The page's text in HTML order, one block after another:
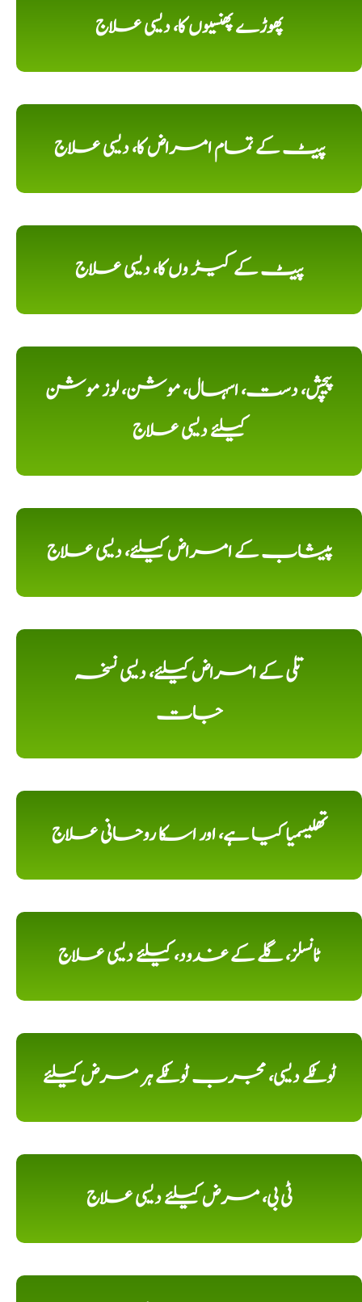
پھوڑے پھنسیوں کا، دیسی علاج
پیٹ کے تمام امراض کا، دیسی علاج
پیٹ کے کیڑ وں کا، دیسی علاج
پیچش، دست، اسہال، موشن، لوز موشن
کیلئے دیسی علاج
پیشاب کے امراض کیلئے، دیسی علاج
تلی کے امراض کیلئے، دیسی نسخہ
جات
تھلیسمیا کیا ہے، اور اسکا روحانی علاج
ٹانسلز، گلے کے غدود، کیلئے دیسی علاج
ٹوٹکے دیسی، مجرب ٹوٹکے ہر مرض کیلئے
ٹی بی، مرض کیلئے دیسی علاج